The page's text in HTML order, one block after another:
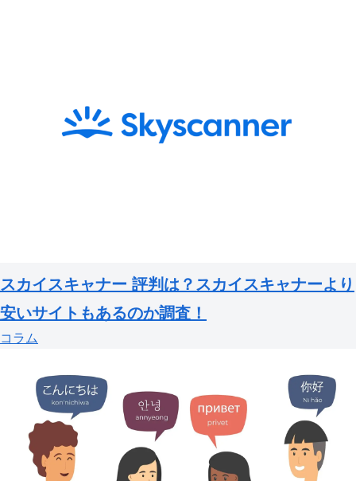
スカイスキャナー 評判は？スカイスキャナーより
安いサイトもあるのか調査！
コラム